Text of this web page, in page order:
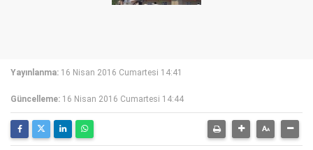
Yayınlanma: 16 Nisan 2016 Cumartesi 14:41
Güncelleme: 16 Nisan 2016 Cumartesi 14:44